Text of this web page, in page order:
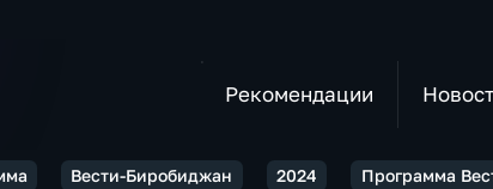
Рекомендации
Вести-Биробиджан 2024 Программа